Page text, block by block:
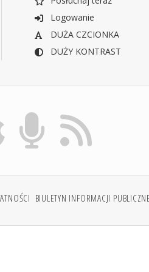
Logowanie
DUŻA CZCIONKA
DUŻY KONTRAST
BIULETYN INFORMACJI